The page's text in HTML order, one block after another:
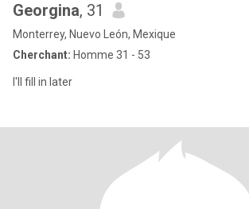
Georgina, 31
Monterrey, Nuevo León, Mexique
Cherchant: Homme 31 - 53
I'll fill in later